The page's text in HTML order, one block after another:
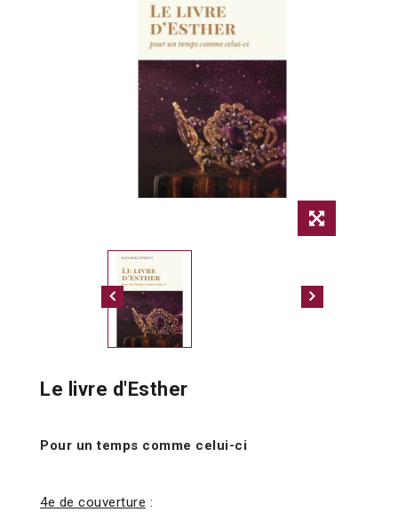
Le livre d'Esther
Pour un temps comme celui-ci
4e de couverture :